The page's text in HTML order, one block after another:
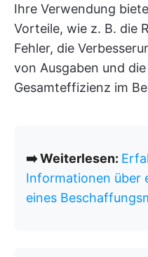
Ihre Verwendung
Vorteile, wie z. B. die
Fehler, die
von Ausgaben und
Gesamteffizienz im
➡️ Weiterlesen:
Informationen über
eines